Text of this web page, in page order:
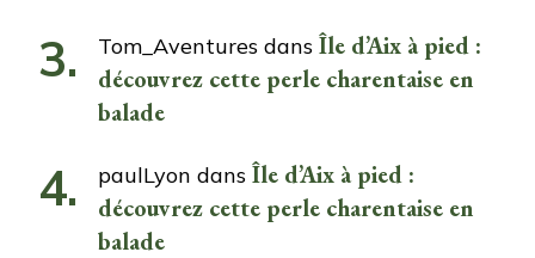
Tom_Aventures dans Île d’Aix à pied :
découvrez cette perle charentaise en
balade
paulLyon dans Île d’Aix à pied :
découvrez cette perle charentaise en
balade